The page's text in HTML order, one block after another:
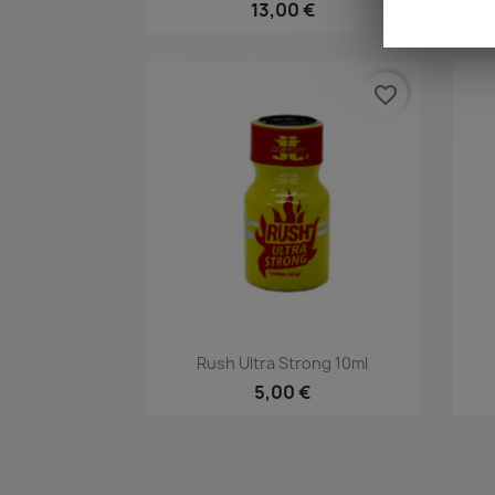
13,00 €
 Rýchly náhľad
Rush Ultra Strong 10ml
5,00 €
favorite_border